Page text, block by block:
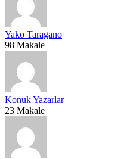
Yako Taragano
98 Makale
Konuk Yazarlar
23 Makale